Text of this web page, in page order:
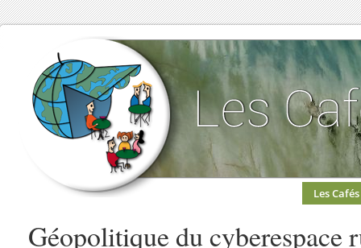
Les Cafés
Géopolitique du cyberespace